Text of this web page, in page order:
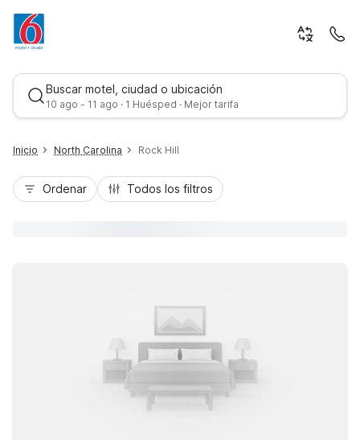
Buscar motel, ciudad o ubicación
10 ago - 11 ago · 1 Huésped · Mejor tarifa
Inicio North Carolina Rock Hill
Ordenar Todos los filtros